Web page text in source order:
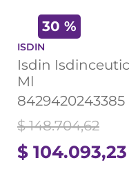
30 %
ISDIN
Isdin
Ml
8429420243385
$ 104.093,23
$ 148.704,62